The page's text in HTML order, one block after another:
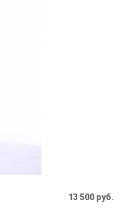
13 500 руб.